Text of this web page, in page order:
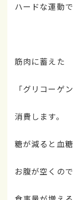
ハードな運動
筋肉に蓄えた
「グリコーゲ
消費します。
糖が減ると血
お腹が空くので